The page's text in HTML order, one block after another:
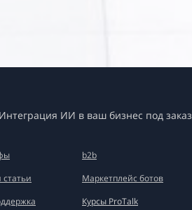
Интеграция ИИ в ваш бизнес под заказ
b2b
Маркетплейс ботов
Курсы ProTalk